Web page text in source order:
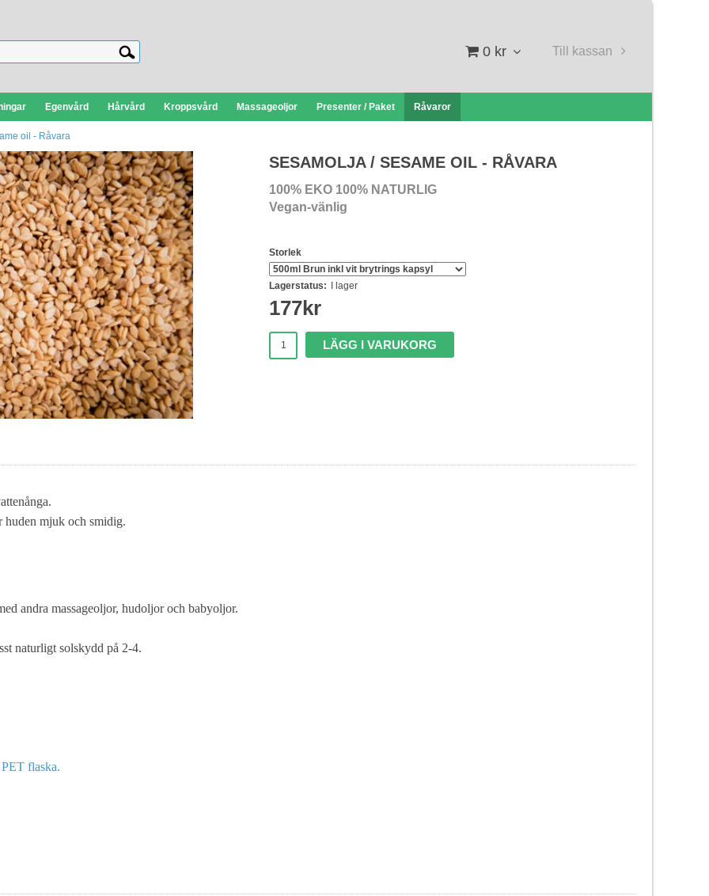
0 kr Till kassan
Egenvård Hårvård Kroppsvård Massageoljor Presenter / Paket Råvaror
oil - Råvara
SESAMOLJA / SESAME OIL - RÅVARA
100% EKO 100% NATURLIG
Vegan-vänlig
Storlek
Lagerstatus: I lager
177kr
LÄGG I VARUKORG
huden mjuk och smidig.
andra massageoljor, hudoljor och babyoljor.
naturligt solskydd på 2-4.
flaska.